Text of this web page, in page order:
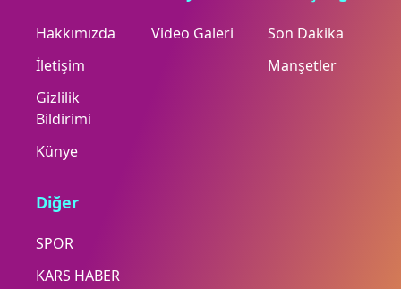
Hakkımızda
İletişim
Gizlilik
Bildirimi
Künye
Video Galeri
Son Dakika
Manşetler
Diğer
SPOR
KARS HABER